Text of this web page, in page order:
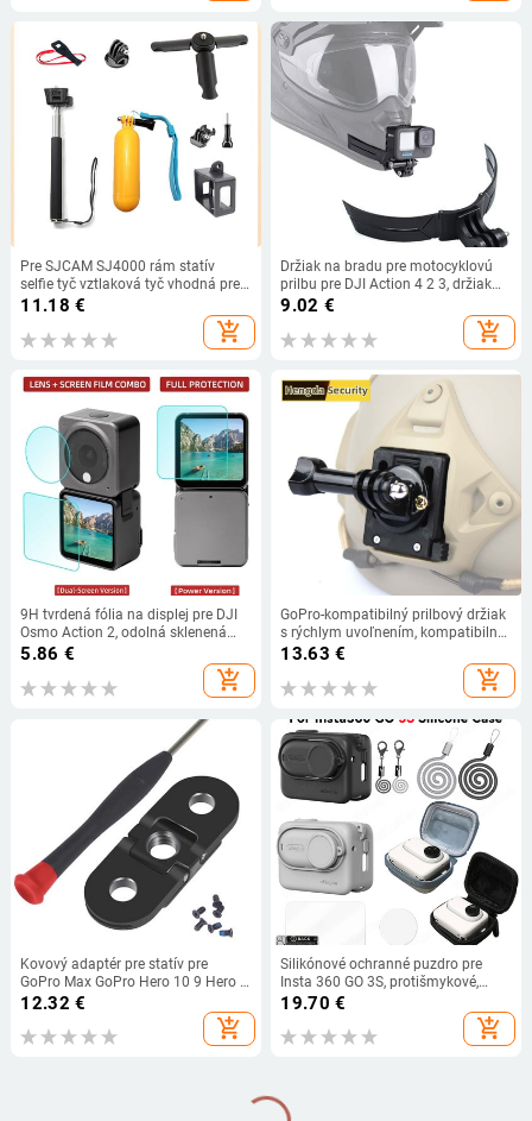
loga
Pre SJCAM SJ4000 rám statív
selfie tyč vztlaková tyč vhodná pre
SJCAM SJ4000 SJ4000 WIFI
SJCAM SJ4000AIR akčná kamera
11.18 €
add_shopping_cart
Držiak na bradu pre motocyklovú
prilbu pre DJI Action 4 2 3, držiak
na tvár pre GoPro 12 11 10 9 8,
príslušenstvo pre akčné kamery
9.02 €
add_shopping_cart
9H tvrdená fólia na displej pre DJI
Osmo Action 2, odolná sklenená
fólia proti poškriabaniu, ochranná
príslušenstvo DJI Action 2
5.86 €
add_shopping_cart
GoPro-kompatibilný prilbový držiak
s rýchlym uvoľnením, kompatibilný
s GoPro, Xiaomi a Mountain Dog,
13.63 €
add_shopping_cart
Kovový adaptér pre statív pre
GoPro Max GoPro Hero 10 9 Hero 8,
držiak pre akčnú kameru s otvorom
1/4'', adaptér pre statív a monopod
12.32 €
add_shopping_cart
Silikónové ochranné puzdro pre
Insta 360 GO 3S, protišmykové,
všestranné ochranné puzdro, kryt
príslušenstvo pre fotoaparáty
19.70 €
add_shopping_cart